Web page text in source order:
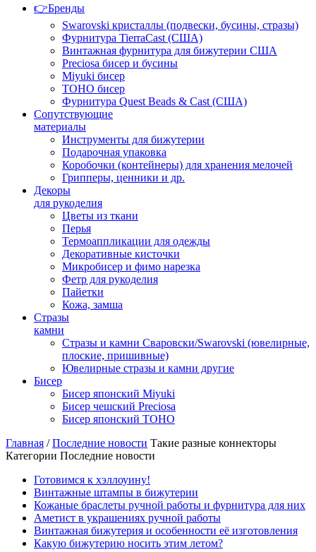
👉Бренды
Swarovski кристаллы (подвески, бусины, стразы)
Фурнитура TierraCast (США)
Винтажная фурнитура для бижутерии США
Preciosa бисер и бусины
Miyuki бисер
TOHO бисер
Фурнитура Quest Beads & Cast (США)
Сопутствующие
материалы
Инструменты для бижутерии
Подарочная упаковка
Коробочки (контейнеры) для хранения мелочей
Грипперы, ценники и др.
Декоры
для рукоделия
Цветы из ткани
Перья
Термоаппликации для одежды
Декоративные кисточки
Микробисер и фимо нарезка
Фетр для рукоделия
Пайетки
Кожа, замша
Стразы
камни
Стразы и камни Сваровски/Swarovski (ювелирные,
плоские, пришивные)
Ювелирные стразы и камни другие
Бисер
Бисер японский Miyuki
Бисер чешский Preciosa
Бисер японский TOHO
Главная /Последние новости Такие разные коннекторы
Категории Последние новости
Готовимся к хэллоуину!
Винтажные штампы в бижутерии
Кожаные браслеты ручной работы и фурнитура для них
Аметист в украшениях ручной работы
Винтажная бижутерия и особенности её изготовления
Какую бижутерию носить этим летом?